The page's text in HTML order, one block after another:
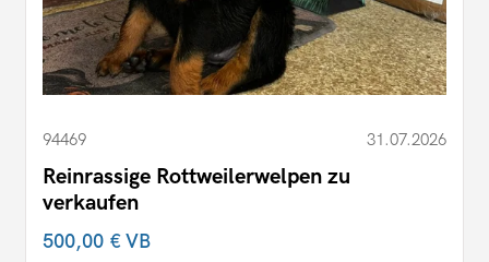
94469 31.07.2026
Reinrassige Rottweilerwelpen zu
verkaufen
500,00 €VB